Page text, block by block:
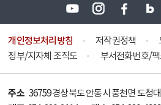
개인정보처리방침 저작권정책
정부/지자체 조직도
부서전화번호/
주소 36759 경상북도 안동시 풍천면 도청